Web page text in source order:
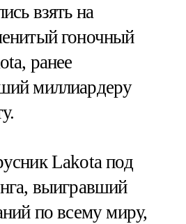
взять на
гоночный
ранее
миллиардеру
Lakota под
выигравший
по всему миру,